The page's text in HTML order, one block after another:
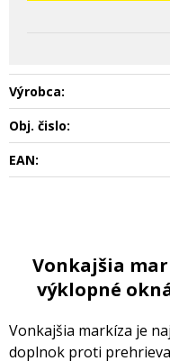
Výrobca:
Obj. čislo:
EAN:
Vonkajšia
výklopné okná
Vonkajšia markíza je
doplnok proti